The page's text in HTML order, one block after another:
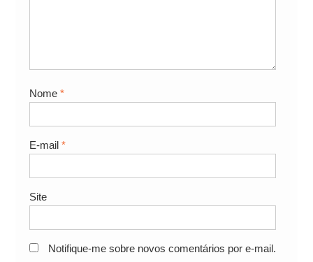
Nome *
E-mail *
Site
Notifique-me sobre novos comentários por e-mail.